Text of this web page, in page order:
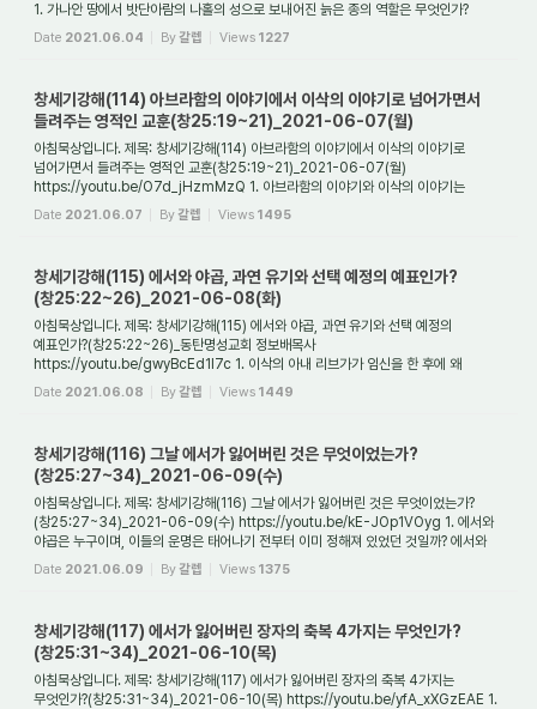
1. 가나안 땅에서 밧단아람의 나홀의 성으로 보내어진 늙은 종의 역할은 무엇인가?
아브라함의 늙...
Date 2021.06.04 By갈렙 Views 1227
창세기강해(114) 아브라함의 이야기에서 이삭의 이야기로 넘어가면서
들려주는 영적인 교훈(창25:19~21)_2021-06-07(월)
아침묵상입니다. 제목: 창세기강해(114) 아브라함의 이야기에서 이삭의 이야기로
넘어가면서 들려주는 영적인 교훈(창25:19~21)_2021-06-07(월)
https://youtu.be/O7d_jHzmMzQ 1. 아브라함의 이야기와 이삭의 이야기는
창세기의 기록을 보면 어디에서 어디까지...
Date 2021.06.07 By갈렙 Views 1495
창세기강해(115) 에서와 야곱, 과연 유기와 선택 예정의 예표인가?
(창25:22~26)_2021-06-08(화)
아침묵상입니다. 제목: 창세기강해(115) 에서와 야곱, 과연 유기와 선택 예정의
예표인가?(창25:22~26)_동탄명성교회 정보배목사
https://youtu.be/gwyBcEd1I7c 1. 이삭의 아내 리브가가 임신을 한 후에 왜
하나님께 기도를 해야 했는가?(창25:22) 이삭의 아내...
Date 2021.06.08 By갈렙 Views 1449
창세기강해(116) 그날 에서가 잃어버린 것은 무엇이었는가?
(창25:27~34)_2021-06-09(수)
아침묵상입니다. 제목: 창세기강해(116) 그날 에서가 잃어버린 것은 무엇이었는가?
(창25:27~34)_2021-06-09(수) https://youtu.be/kE-JOp1VOyg 1. 에서와
야곱은 누구이며, 이들의 운명은 태어나기 전부터 이미 정해져 있었던 것일까? 에서와
야곱은 누구인가?...
Date 2021.06.09 By갈렙 Views 1375
창세기강해(117) 에서가 잃어버린 장자의 축복 4가지는 무엇인가?
(창25:31~34)_2021-06-10(목)
아침묵상입니다. 제목: 창세기강해(117) 에서가 잃어버린 장자의 축복 4가지는
무엇인가?(창25:31~34)_2021-06-10(목) https://youtu.be/yfA_xXGzEAE 1.